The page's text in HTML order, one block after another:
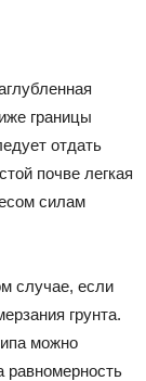
границы
отдать
почве легкая
силам
случае, если
грунта.
можно
равномерность